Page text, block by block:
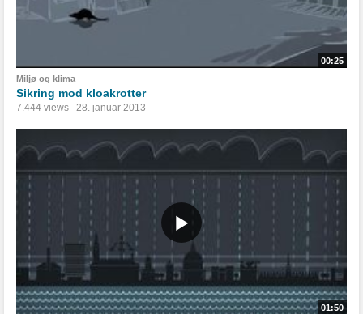
00:25
Miljø og klima
Sikring mod kloakrotter
7.444 views 28. januar 2013
01:50